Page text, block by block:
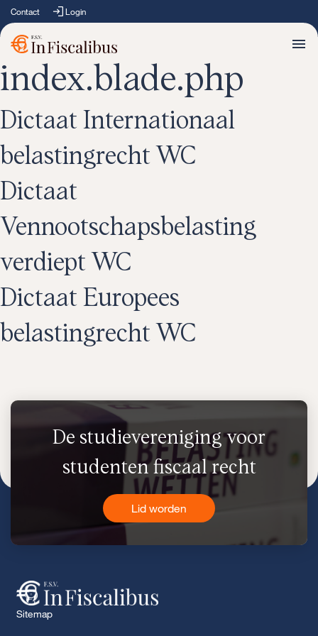
Contact Login
index.blade.php
Dictaat Internationaal
belastingrecht WC
Dictaat
Vennootschapsbelasting
verdiept WC
Dictaat Europees
belastingrecht WC
De studievereniging voor
studenten fiscaal recht
Lid worden
Sitemap